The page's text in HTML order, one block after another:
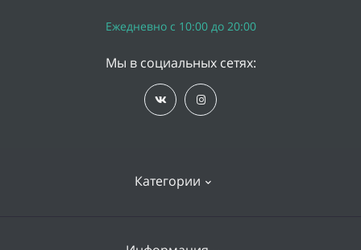
Категории
Ежедневно с 10:00 до 20:00
Мы в социальных сетях: